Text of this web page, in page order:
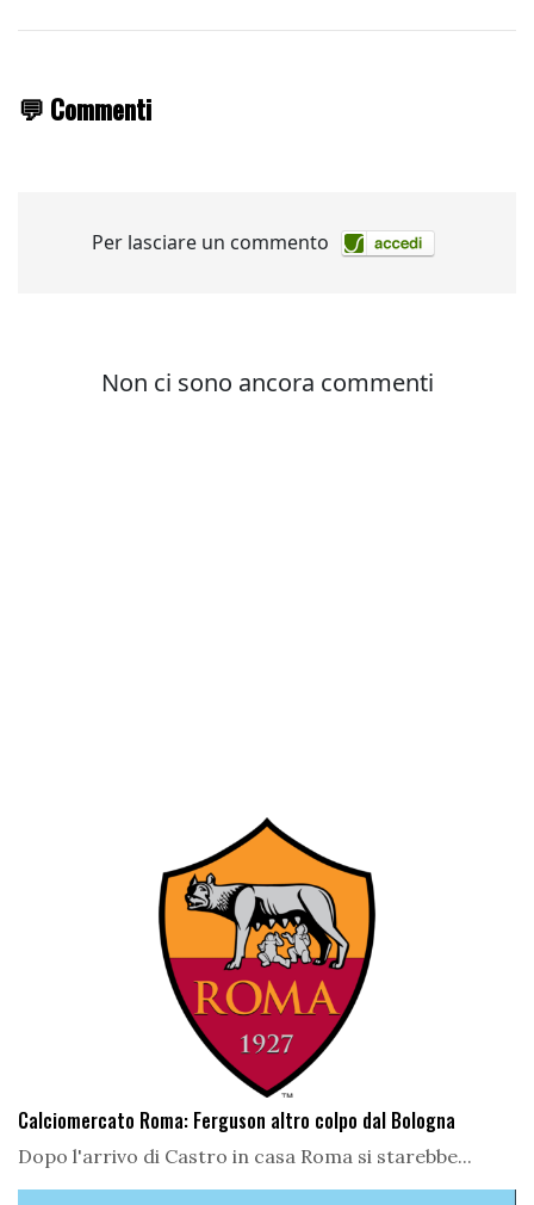
💬 Commenti
Calciomercato Roma: Ferguson altro colpo dal Bologna
Dopo l'arrivo di Castro in casa Roma si starebbe...